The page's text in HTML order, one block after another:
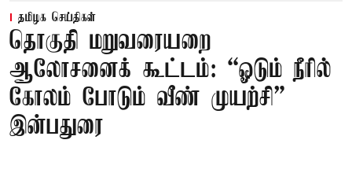
தமிழக செய்திகள்
தொகுதி மறுவரையறை
ஆலோசனைக் கூட்டம்: “ஓடும் நீரில்
கோலம் போடும் வீண் முயற்சி” –
இன்பதுரை